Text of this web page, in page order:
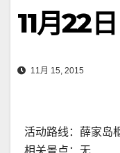
11月22
11月 15, 2015
活动路线：薛家岛